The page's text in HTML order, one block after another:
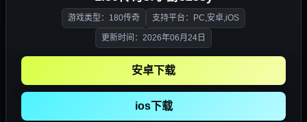
游戏类型：180传奇 支持平台：PC,安卓,iOS
更新时间：2026年06月24日
安卓下载
ios下载